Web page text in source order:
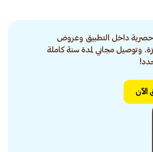
حصرية داخل التطبيق وعروض
وتوصيل مجاني لمدة سنة كاملة
الآن